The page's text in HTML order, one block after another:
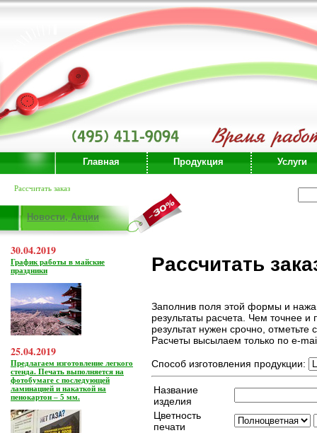
Главная Продукция Услуги
Рассчитать заказ
Новости, Акции
30.04.2019
График работы в майские
праздники
25.04.2019
Предлагаем изготовление легкого
стенда. Печать выполняется на
фотобумаге с последующей
ламинацией и накаткой на
пенокартон – 5 мм.
Рассчитать
Заполнив поля этой формы и
результаты расчета. Чем точнее
результат нужен срочно, отметьте
Расчеты высылаем только по e-
Способ изготовления продукции:
Название
изделия
Цветность
печати